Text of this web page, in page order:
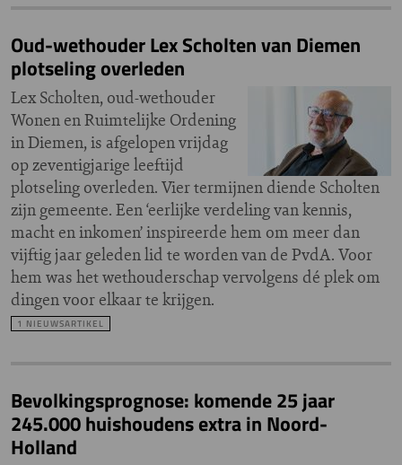
Oud-wethouder Lex Scholten van Diemen
plotseling overleden
Lex Scholten, oud-wethouder
Wonen en Ruimtelijke Ordening
in Diemen, is afgelopen vrijdag
op zeventigjarige leeftijd
plotseling overleden. Vier termijnen diende Scholten
zijn gemeente. Een ‘eerlijke verdeling van kennis,
macht en inkomen’ inspireerde hem om meer dan
vijftig jaar geleden lid te worden van de PvdA. Voor
hem was het wethouderschap vervolgens dé plek om
dingen voor elkaar te krijgen.
1 NIEUWSARTIKEL
Bevolkingsprognose: komende 25 jaar
245.000 huishoudens extra in Noord-
Holland